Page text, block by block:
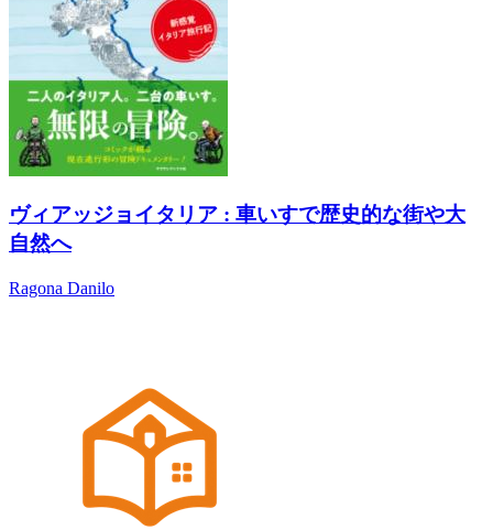
ヴィアッジョイタリア : 車いすで歴史的な街や大
自然へ
Ragona Danilo